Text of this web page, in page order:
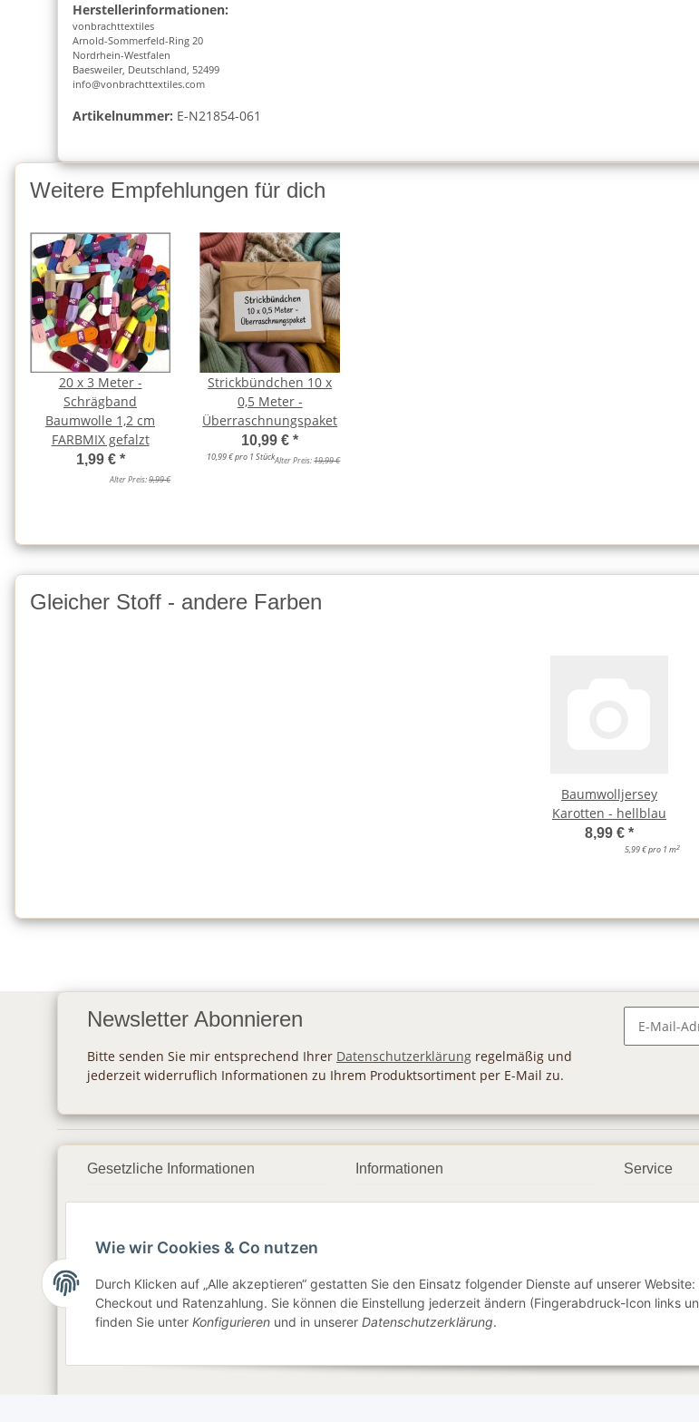
Herstellerinformationen:
vonbrachttextiles
Arnold-Sommerfeld-Ring 20
Nordrhein-Westfalen
Baesweiler, Deutschland, 52499
info@vonbrachttextiles.com
Artikelnummer: E-N21854-061
Weitere Empfehlungen für dich
20 x 3 Meter -
Schrägband
Baumwolle 1,2 cm
FARBMIX gefalzt
1,99 € *
Alter Preis:9,99 €
Strickbündchen 10 x
0,5 Meter -
Überraschnungspaket
10,99 €*
10,99 € pro 1 StückAlter Preis:19,99 €
Gleicher Stoff - andere Farben
Baumwolljersey
Karotten - hellblau
8,99 € *
5,99 € pro 1 m2
Newsletter Abonnieren
Bitte senden Sie mir entsprechend Ihrer Datenschutzerklärung regelmäßig und
jederzeit widerruflich Informationen zu Ihrem Produktsortiment per E-Mail zu.
Gesetzliche Informationen
AGB
Sitemap
Impressum
Informationen
Newsletter
Service
Wie wir Cookies & Co nutzen
Durch Klicken auf „Alle akzeptieren“ gestatten Sie den Einsatz folgender Dienste auf unserer Website:
Checkout und Ratenzahlung. Sie können die Einstellung jederzeit ändern (Fingerabdruck-Icon links
finden Sie unter Konfigurieren und in unserer Datenschutzerklärung.